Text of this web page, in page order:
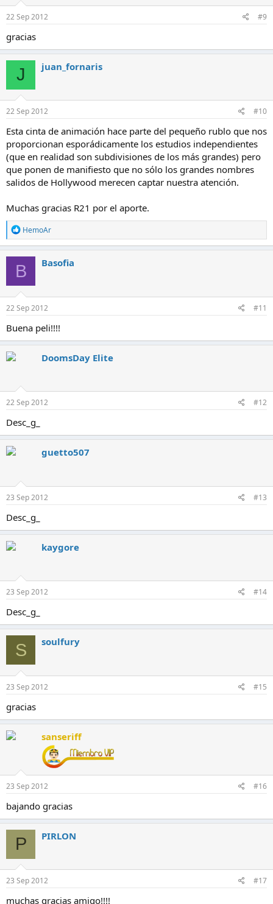
22 Sep 2012 #9
gracias
J juan_fornaris
22 Sep 2012 #10
Esta cinta de animación hace parte del pequeño rublo que nos
proporcionan esporádicamente los estudios independientes
(que en realidad son subdivisiones de los más grandes) pero
que ponen de manifiesto que no sólo los grandes nombres
salidos de Hollywood merecen captar nuestra atención.
Muchas gracias R21 por el aporte.
R
e
a
c
c
i
o
n
e
s
:
HemoAr
B Basofia
22 Sep 2012 #11
Buena peli!!!!
DoomsDay Elite
22 Sep 2012 #12
Desc_g_
guetto507
23 Sep 2012 #13
Desc_g_
kaygore
23 Sep 2012 #14
Desc_g_
S soulfury
23 Sep 2012 #15
gracias
sanseriff
23 Sep 2012 #16
bajando gracias
P PIRLON
23 Sep 2012 #17
muchas gracias amigo!!!!